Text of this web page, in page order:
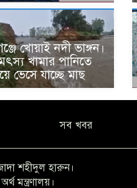
খোয়াই নদী ভাঙ্গন।
খামার পানিতে
ভেসে যাচ্ছে মাছ
সব খবর
শহীদুল হারুন।
মন্ত্রণালয়।